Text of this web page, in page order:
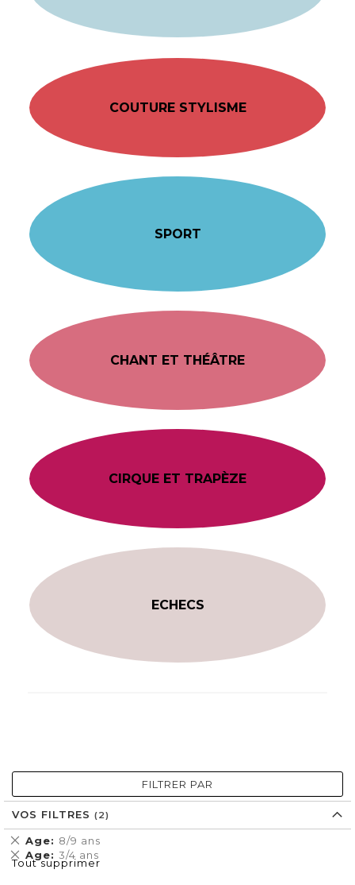
COUTURE STYLISME
SPORT
CHANT ET THÉÂTRE
CIRQUE ET TRAPÈZE
ECHECS
FILTRER PAR
VOS FILTRES
Age 8/9 ans
Supprimer
cet
Élément
Age 3/4 ans
Supprimer
cet
Tout supprimer